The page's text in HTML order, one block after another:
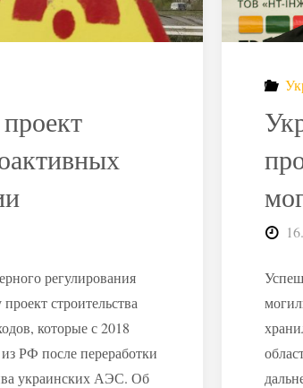
регулирования
строительства
которые с 2018
РФ после переработки
украинских АЭС. Об